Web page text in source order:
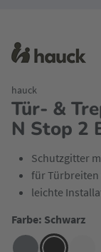
Tür- &
N Stop 2
hauck
Schutzgitter
für Türbreiten
leichte
Farbe: Schwarz